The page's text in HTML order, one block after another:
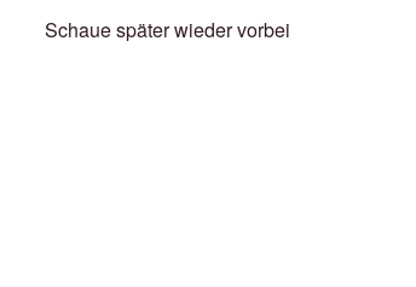
Schaue später wieder vorbei